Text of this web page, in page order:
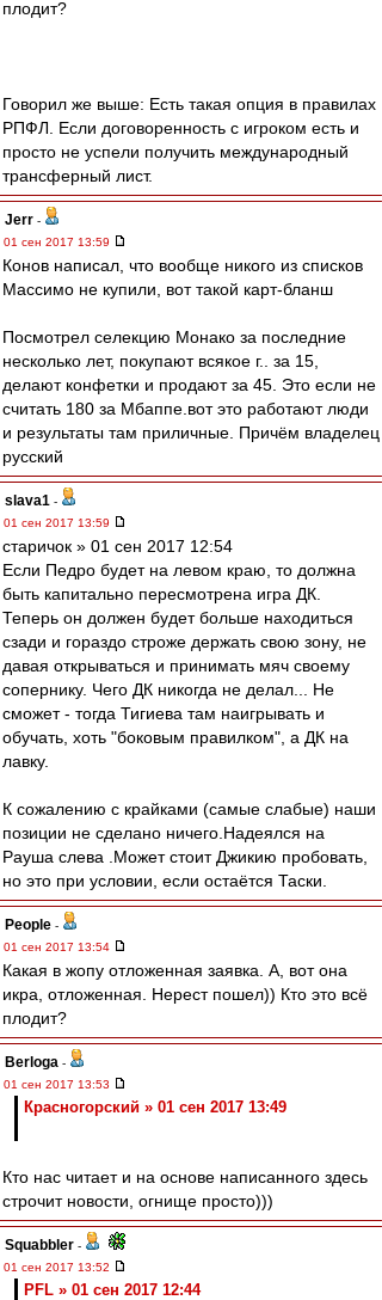
плодит?
Говорил же выше: Есть такая опция в правилах
РПФЛ. Если договоренность с игроком есть и
просто не успели получить международный
трансферный лист.
Jerr -
01 сен 2017 13:59
Конов написал, что вообще никого из списков
Массимо не купили, вот такой карт-бланш
Посмотрел селекцию Монако за последние
несколько лет, покупают всякое г.. за 15,
делают конфетки и продают за 45. Это если не
считать 180 за Мбаппе.вот это работают люди
и результаты там приличные. Причём владелец
русский
slava1 -
01 сен 2017 13:59
старичок » 01 сен 2017 12:54
Если Педро будет на левом краю, то должна
быть капитально пересмотрена игра ДК.
Теперь он должен будет больше находиться
сзади и гораздо строже держать свою зону, не
давая открываться и принимать мяч своему
сопернику. Чего ДК никогда не делал... Не
сможет - тогда Тигиева там наигрывать и
обучать, хоть "боковым правилком", а ДК на
лавку.
К сожалению с крайками (самые слабые) наши
позиции не сделано ничего.Надеялся на
Рауша слева .Может стоит Джикию пробовать,
но это при условии, если остаётся Таски.
People -
01 сен 2017 13:54
Какая в жопу отложенная заявка. А, вот она
икра, отложенная. Нерест пошел)) Кто это всё
плодит?
Berloga -
01 сен 2017 13:53
Красногорский » 01 сен 2017 13:49
Кто нас читает и на основе написанного здесь
строчит новости, огнище просто)))
Squabbler -
01 сен 2017 13:52
PFL » 01 сен 2017 12:44